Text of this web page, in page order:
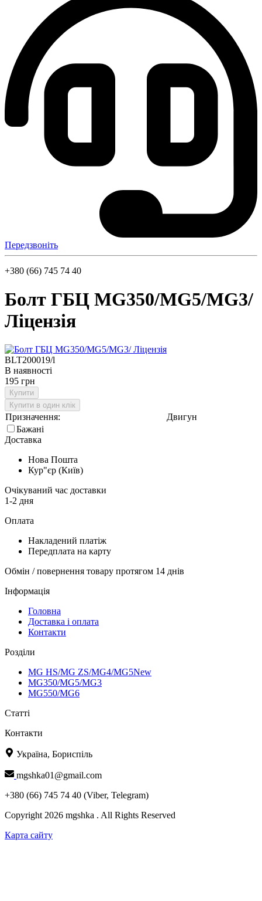
Передзвоніть
+380 (66) 745 74 40
Болт ГБЦ MG350/MG5/MG3/
Ліцензія
BLT200019/l
В наявності
195 грн
Купити
Купити в один клік
Призначення:
Двигун
Бажані
Доставка
Нова Пошта
Кур"єр (Київ)
Очікуваний час доставки
1-2 дня
Оплата
Накладений платіж
Передплата на карту
Обмін / повернення товару протягом 14 днів
Інформація
Головна
Доставка і оплата
Контакти
Розділи
MG HS/MG ZS/MG4/MG5New
MG350/MG5/MG3
MG550/MG6
Статті
Контакти
Україна, Бориспіль
mgshka01@gmail.com
+380 (66) 745 74 40 (Viber, Telegram)
Copyright 2026 mgshka . All Rights Reserved
Карта сайту